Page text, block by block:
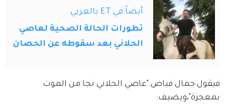
أيضاً في ET بالعربي
تطورات الحالة الصحية لعاصي
الحلاني بعد سقوطه عن الحصان
فيقول جمال فياض:"عاصي الحلاني نجا من الموت
بمعجزة"،ويضيف: